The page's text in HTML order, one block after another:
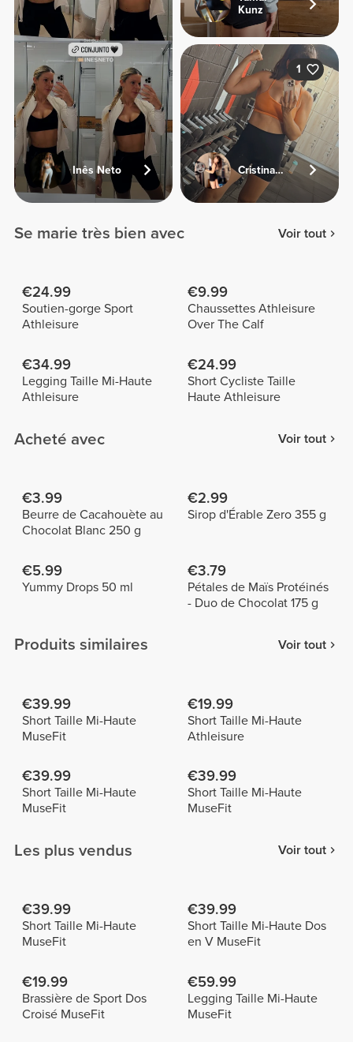
Inês Neto
Kunz
1
Cristinamente
Se marie très bien avec Voir tout
€24.99
Soutien-gorge Sport
Athleisure
€9.99
Chaussettes Athleisure
Over The Calf
€34.99
Legging Taille Mi-Haute
Athleisure
€24.99
Short Cycliste Taille
Haute Athleisure
Acheté avec Voir tout
€3.99
Beurre de Cacahouète au
Chocolat Blanc 250 g
€2.99
Sirop d'Érable Zero 355 g
€5.99
Yummy Drops 50 ml
€3.79
Pétales de Maïs Protéinés
- Duo de Chocolat 175 g
Produits similaires Voir tout
€39.99
Short Taille Mi-Haute
MuseFit
€19.99
Short Taille Mi-Haute
Athleisure
€39.99
Short Taille Mi-Haute
MuseFit
€39.99
Short Taille Mi-Haute
MuseFit
Les plus vendus Voir tout
€39.99
Short Taille Mi-Haute
MuseFit
€39.99
Short Taille Mi-Haute Dos
en V MuseFit
€19.99
Brassière de Sport Dos
Croisé MuseFit
€59.99
Legging Taille Mi-Haute
MuseFit